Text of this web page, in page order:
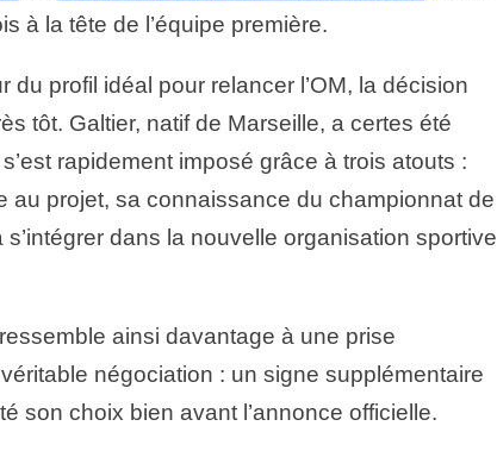
à la tête de l’équipe première.
du profil idéal pour relancer l’OM, la décision
tôt. Galtier, natif de Marseille, a certes été
rapidement imposé grâce à trois atouts :
au projet, sa connaissance du championnat de
dans la nouvelle organisation sportive
ainsi davantage à une prise
véritable négociation : un signe supplémentaire
son choix bien avant l’annonce officielle.